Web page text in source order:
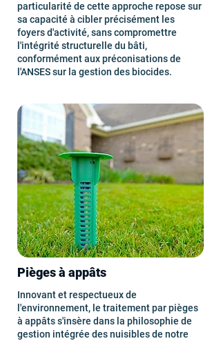
particularité de cette approche repose sur
sa capacité à cibler précisément les
foyers d'activité, sans compromettre
l'intégrité structurelle du bâti,
conformément aux préconisations de
l'ANSES sur la gestion des biocides.
Pièges à appâts
Innovant et respectueux de
l'environnement, le traitement par pièges
à appâts s'insère dans la philosophie de
gestion intégrée des nuisibles de notre